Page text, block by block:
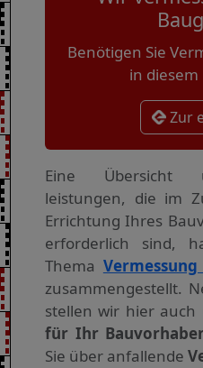
Benötigen Sie
in diesem
Zur
Eine Übersicht
leistungen, die im
Errichtung Ihres
erforderlich sind,
Thema
zusammengestellt.
stellen wir hier auch
für Ihr
Sie über anfallende